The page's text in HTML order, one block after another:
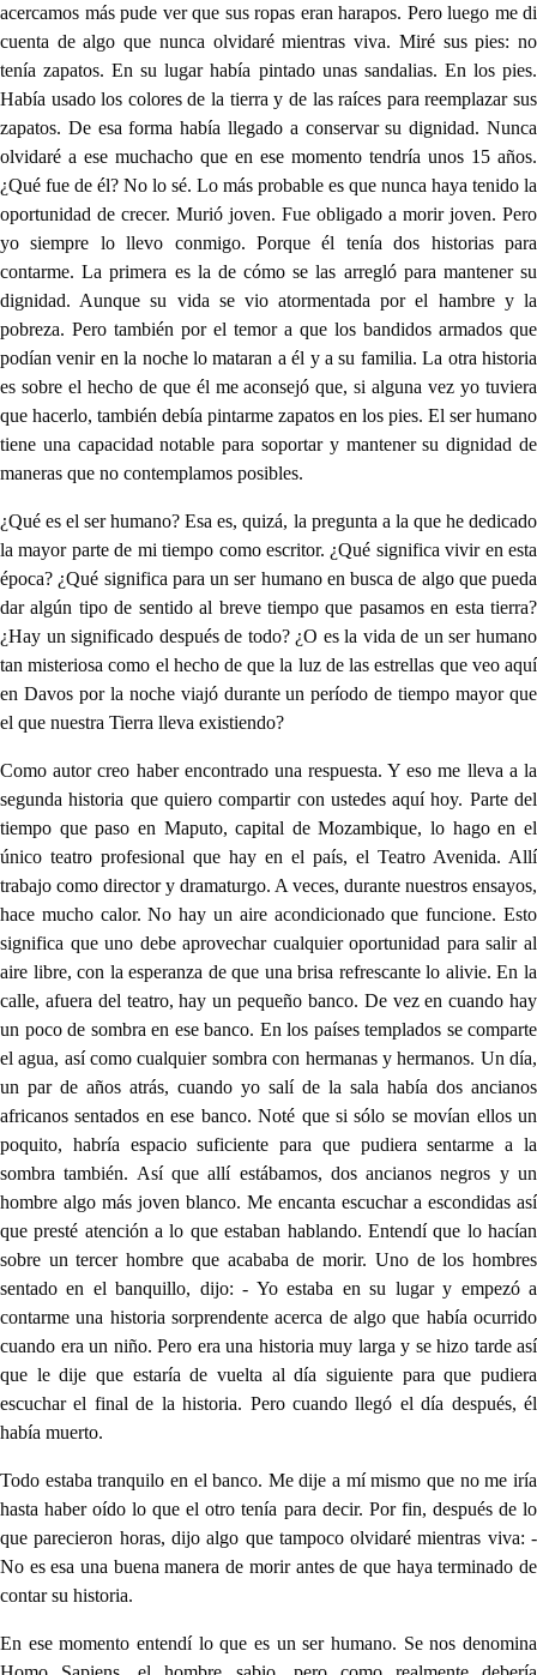
acercamos más pude ver que sus ropas eran harapos. Pero luego me di
cuenta de algo que nunca olvidaré mientras viva. Miré sus pies: no
tenía zapatos. En su lugar había pintado unas sandalias. En los pies.
Había usado los colores de la tierra y de las raíces para reemplazar sus
zapatos. De esa forma había llegado a conservar su dignidad. Nunca
olvidaré a ese muchacho que en ese momento tendría unos 15 años.
¿Qué fue de él? No lo sé. Lo más probable es que nunca haya tenido la
oportunidad de crecer. Murió joven. Fue obligado a morir joven. Pero
yo siempre lo llevo conmigo. Porque él tenía dos historias para
contarme. La primera es la de cómo se las arregló para mantener su
dignidad. Aunque su vida se vio atormentada por el hambre y la
pobreza. Pero también por el temor a que los bandidos armados que
podían venir en la noche lo mataran a él y a su familia. La otra historia
es sobre el hecho de que él me aconsejó que, si alguna vez yo tuviera
que hacerlo, también debía pintarme zapatos en los pies. El ser humano
tiene una capacidad notable para soportar y mantener su dignidad de
maneras que no contemplamos posibles.
¿Qué es el ser humano? Esa es, quizá, la pregunta a la que he dedicado
la mayor parte de mi tiempo como escritor. ¿Qué significa vivir en esta
época? ¿Qué significa para un ser humano en busca de algo que pueda
dar algún tipo de sentido al breve tiempo que pasamos en esta tierra?
¿Hay un significado después de todo? ¿O es la vida de un ser humano
tan misteriosa como el hecho de que la luz de las estrellas que veo aquí
en Davos por la noche viajó durante un período de tiempo mayor que
el que nuestra Tierra lleva existiendo?
Como autor creo haber encontrado una respuesta. Y eso me lleva a la
segunda historia que quiero compartir con ustedes aquí hoy. Parte del
tiempo que paso en Maputo, capital de Mozambique, lo hago en el
único teatro profesional que hay en el país, el Teatro Avenida. Allí
trabajo como director y dramaturgo. A veces, durante nuestros ensayos,
hace mucho calor. No hay un aire acondicionado que funcione. Esto
significa que uno debe aprovechar cualquier oportunidad para salir al
aire libre, con la esperanza de que una brisa refrescante lo alivie. En la
calle, afuera del teatro, hay un pequeño banco. De vez en cuando hay
un poco de sombra en ese banco. En los países templados se comparte
el agua, así como cualquier sombra con hermanas y hermanos. Un día,
un par de años atrás, cuando yo salí de la sala había dos ancianos
africanos sentados en ese banco. Noté que si sólo se movían ellos un
poquito, habría espacio suficiente para que pudiera sentarme a la
sombra también. Así que allí estábamos, dos ancianos negros y un
hombre algo más joven blanco. Me encanta escuchar a escondidas así
que presté atención a lo que estaban hablando. Entendí que lo hacían
sobre un tercer hombre que acababa de morir. Uno de los hombres
sentado en el banquillo, dijo: - Yo estaba en su lugar y empezó a
contarme una historia sorprendente acerca de algo que había ocurrido
cuando era un niño. Pero era una historia muy larga y se hizo tarde así
que le dije que estaría de vuelta al día siguiente para que pudiera
escuchar el final de la historia. Pero cuando llegó el día después, él
había muerto.
Todo estaba tranquilo en el banco. Me dije a mí mismo que no me iría
hasta haber oído lo que el otro tenía para decir. Por fin, después de lo
que parecieron horas, dijo algo que tampoco olvidaré mientras viva: -
No es esa una buena manera de morir antes de que haya terminado de
contar su historia.
En ese momento entendí lo que es un ser humano. Se nos denomina